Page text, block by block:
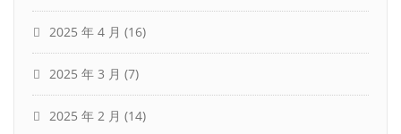
2025 年 4 月 (16)
2025 年 3 月 (7)
2025 年 2 月 (14)